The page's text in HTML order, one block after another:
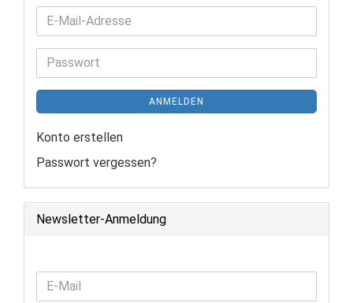
E-
Mail-
Adresse
Passwort
ANMELDEN
Konto erstellen
Passwort vergessen?
Newsletter-Anmeldung
WEITER
E-